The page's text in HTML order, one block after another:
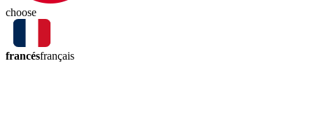
choose
francésfrançais